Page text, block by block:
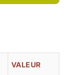
VALEUR